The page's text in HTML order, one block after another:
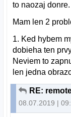
to naozaj
Mam len 2
1. Ked hybem
dobieha ten
Neviem to
len jedna
08.07.2019 |